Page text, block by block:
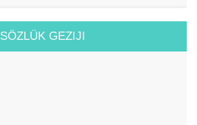
SÖZLÜK GEZIJI